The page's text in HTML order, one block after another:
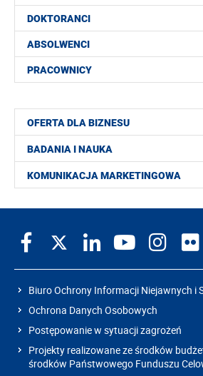
DOKTORANCI
ABSOLWENCI
PRACOWNICY
OFERTA DLA BIZNESU
BADANIA I NAUKA
KOMUNIKACJA MARKETINGOWA
Biuro Ochrony Informacji Niejawnych i
Ochrona Danych Osobowych
Postępowanie w sytuacji zagrożeń
Projekty realizowane ze środków
środków Państwowego Funduszu